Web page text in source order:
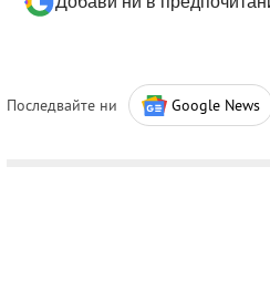
Последвайте ни Google News